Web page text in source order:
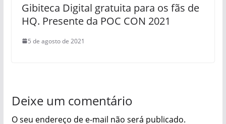
Gibiteca Digital gratuita para os fãs de
HQ. Presente da POC CON 2021
5 de agosto de 2021
Deixe um comentário
O seu endereço de e-mail não será publicado.